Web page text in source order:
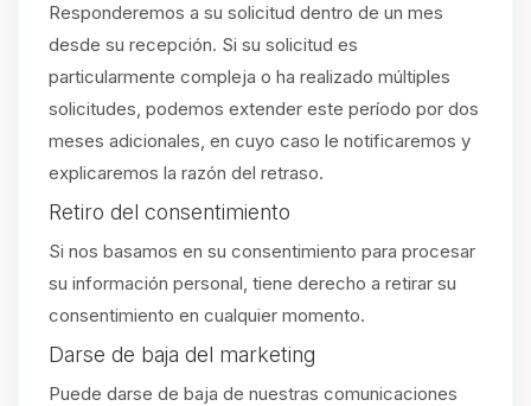
Responderemos a su solicitud dentro de un mes
desde su recepción. Si su solicitud es
particularmente compleja o ha realizado múltiples
solicitudes, podemos extender este período por dos
meses adicionales, en cuyo caso le notificaremos y
explicaremos la razón del retraso.
Retiro del consentimiento
Si nos basamos en su consentimiento para procesar
su información personal, tiene derecho a retirar su
consentimiento en cualquier momento.
Darse de baja del marketing
Puede darse de baja de nuestras comunicaciones